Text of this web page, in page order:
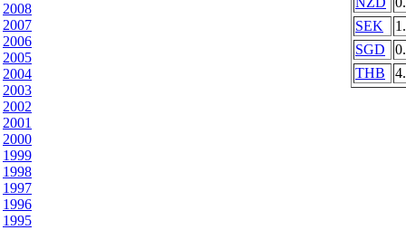
2008
2007
2006
2005
2004
2003
2002
2001
2000
1999
1998
1997
1996
1995
SEK
SGD
THB